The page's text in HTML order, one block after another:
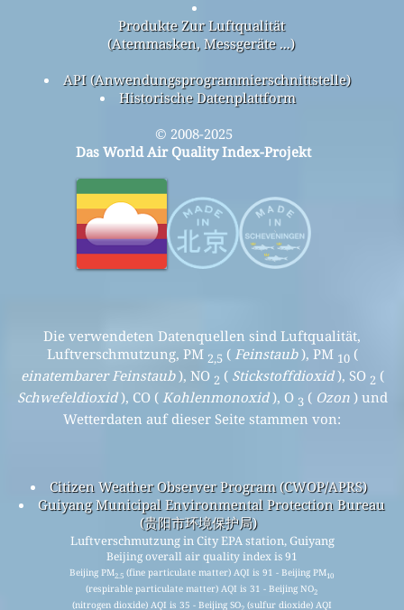
Produkte Zur Luftqualität
(Atemmasken, Messgeräte ...)
API (Anwendungsprogrammierschnittstelle)
Historische Datenplattform
© 2008-2025
Das World Air Quality Index-Projekt
Die verwendeten Datenquellen sind Luftqualität,
Luftverschmutzung, PM 2,5 ( Feinstaub), PM 10(
einatembarer Feinstaub), NO 2 ( Stickstoffdioxid), SO 2 (
Schwefeldioxid), CO ( Kohlenmonoxid), O 3 ( Ozon) und
Wetterdaten auf dieser Seite stammen von:
Citizen Weather Observer Program (CWOP/APRS)
Guiyang Municipal Environmental Protection Bureau
(贵阳市环境保护局)
Luftverschmutzung in City EPA station, Guiyang
Beijing overall air quality index is 91
Beijing PM2.5 (fine particulate matter) AQI is 91 - Beijing PM10
(respirable particulate matter) AQI is 31 - Beijing NO2
(nitrogen dioxide) AQI is 35 - Beijing SO2(sulfur dioxide) AQI